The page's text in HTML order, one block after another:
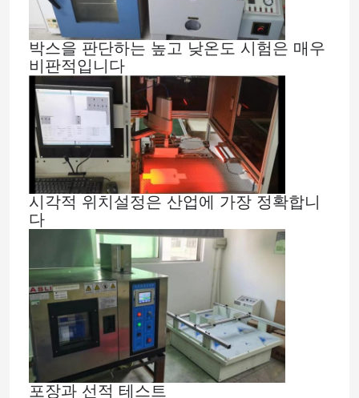
박스을 판단하는 높고 낮온도 시험은 매우
비판적입니다
시각적 위치설정은 산업에 가장 정확합니
다
포장과 선적 테스트